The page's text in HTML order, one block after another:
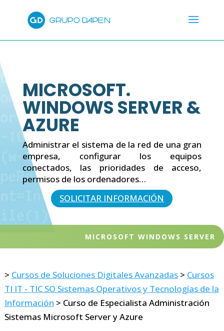
MICROSOFT.
WINDOWS SERVER &
AZURE
Administrar el sistema de la red de una gran
empresa, configurar los equipos
conectados, las prioridades de acceso,
permisos de los ordenadores…
SOLICITAR INFORMACIÓN
MICROSOFT WINDOWS SERVER
> Cursos de Soluciones Digitales Avanzadas> Cursos
TI IT - TIC SO Sistemas Operativos y Tecnologías de la
Información > Curso de Especialista Administración
Sistemas Microsoft Server y Azure